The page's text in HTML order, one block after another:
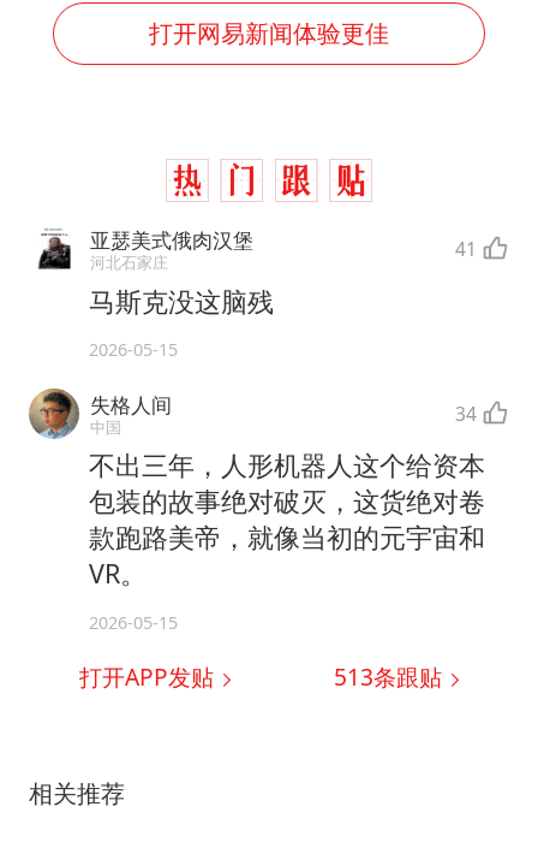
打开网易新闻体验更佳
亚瑟美式俄肉汉堡
河北石家庄 41
马斯克没这脑残
2026-05-15
失格人间
中国 34
不出三年，人形机器人这个给资本
包装的故事绝对破灭，这货绝对卷
款跑路美帝，就像当初的元宇宙和
VR。
2026-05-15
打开APP发贴 513条跟贴
相关推荐